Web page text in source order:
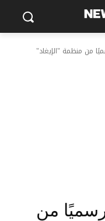
من منظمة "الإيغاد"
رسميًا من